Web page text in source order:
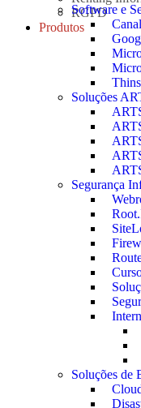
RGPD
Produtos
Software e
Soluções
Segurança
Soluções de